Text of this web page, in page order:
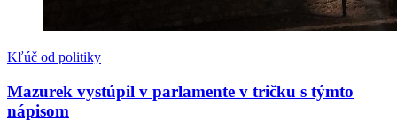
Kľúč od politiky
Mazurek vystúpil v parlamente v tričku s týmto
nápisom